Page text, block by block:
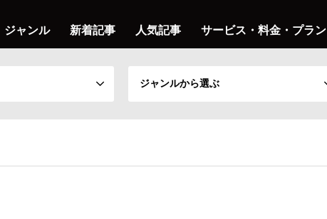
ジャンル 新着記事 人気記事 サービス・料金・プラン
ジャンルから選ぶ